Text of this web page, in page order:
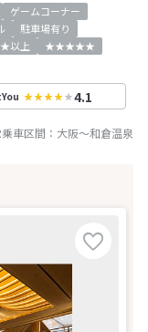
ゲームコーナー
駐車場有り
上
★★★★★
4.1
車区間： 大阪～和倉温泉